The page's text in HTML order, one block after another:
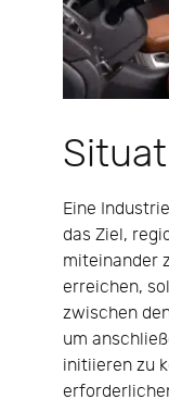
Eine
das Ziel,
miteinander
erreichen,
zwischen
um
initiieren zu